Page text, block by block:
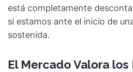
está completamente
si estamos ante el inicio de
sostenida.
El Mercado Valora